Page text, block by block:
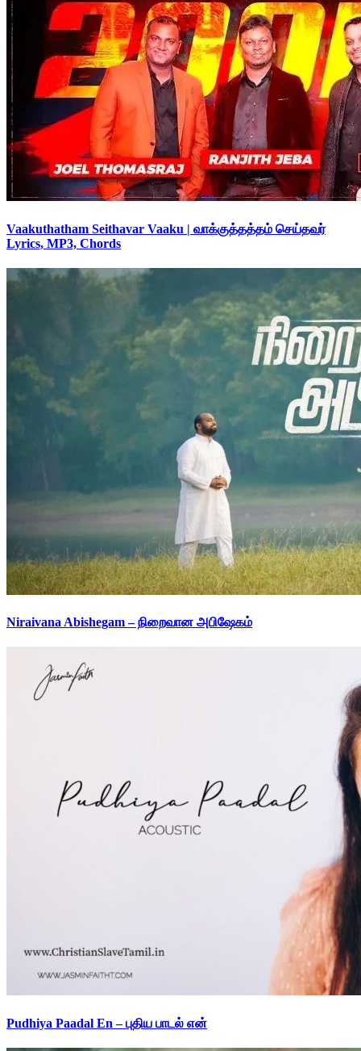
Vaakuthatham Seithavar Vaaku | வாக்குத்தத்தம் செய்தவர்
Lyrics, MP3, Chords
Niraivana Abishegam – நிறைவான அபிஷேகம்
Pudhiya Paadal En – புதிய பாடல் என்